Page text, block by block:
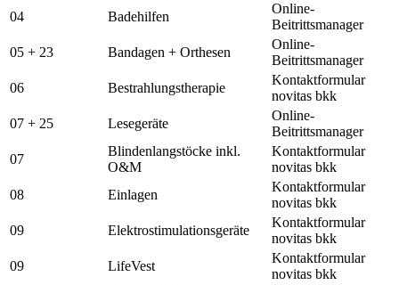
04
Badehilfen
Online-
Beitrittsmanager
05 + 23
Bandagen + Orthesen
Online-
Beitrittsmanager
06
Bestrahlungstherapie
Kontaktformular
novitas bkk
07 + 25
Lesegeräte
Online-
Beitrittsmanager
07
Blindenlangstöcke inkl.
O&M
Kontaktformular
novitas bkk
08
Einlagen
Kontaktformular
novitas bkk
09
Elektrostimulationsgeräte
Kontaktformular
novitas bkk
09
LifeVest
Kontaktformular
novitas bkk